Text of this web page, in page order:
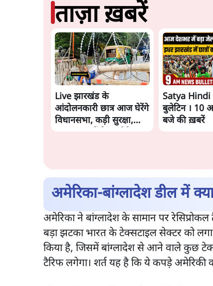
ताज़ा ख़बरें
Live झारखंड के
आंदोलनकारी छात्र आज घेरेंगे
विधानसभा, कड़ी सुरक्षा,
Satya Hindi
बुलेटिन । 10
बजे की ख़बरें
अमेरिका-बांग्लादेश डील में
अमेरिका ने बांग्लादेश के सामान पर
बड़ा झटका भारत के टेक्सटाइल सेक्टर को
किया है, जिसमें बांग्लादेश से आने वाले कुछ
टैरिफ लगेगा। शर्त यह है कि ये कपड़े अमेरिकी